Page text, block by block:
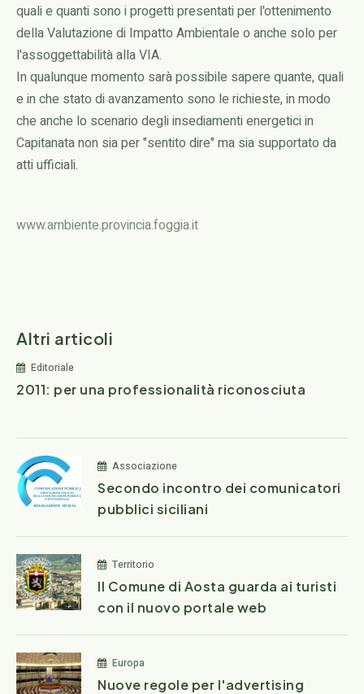
quali e quanti sono i progetti presentati per l'ottenimento
della Valutazione di Impatto Ambientale o anche solo per
l'assoggettabilità alla VIA.
In qualunque momento sarà possibile sapere quante, quali
e in che stato di avanzamento sono le richieste, in modo
che anche lo scenario degli insediamenti energetici in
Capitanata non sia per "sentito dire" ma sia supportato da
atti ufficiali.
www.ambiente.provincia.foggia.it
Altri articoli
Editoriale
2011: per una professionalità riconosciuta
Associazione
Secondo incontro dei comunicatori
pubblici siciliani
Territorio
Il Comune di Aosta guarda ai turisti
con il nuovo portale web
Europa
Nuove regole per l'advertising